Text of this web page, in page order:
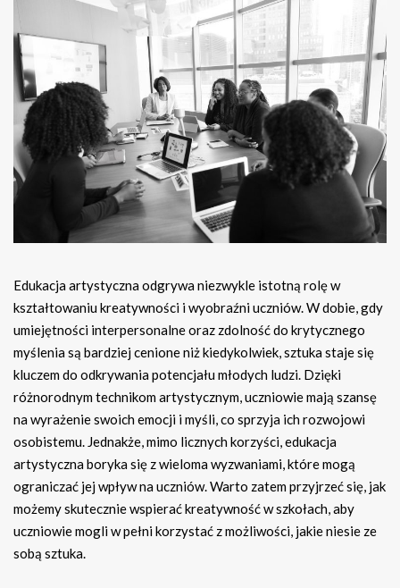
Edukacja artystyczna odgrywa niezwykle istotną rolę w
kształtowaniu kreatywności i wyobraźni uczniów. W dobie, gdy
umiejętności interpersonalne oraz zdolność do krytycznego
myślenia są bardziej cenione niż kiedykolwiek, sztuka staje się
kluczem do odkrywania potencjału młodych ludzi. Dzięki
różnorodnym technikom artystycznym, uczniowie mają szansę
na wyrażenie swoich emocji i myśli, co sprzyja ich rozwojowi
osobistemu. Jednakże, mimo licznych korzyści, edukacja
artystyczna boryka się z wieloma wyzwaniami, które mogą
ograniczać jej wpływ na uczniów. Warto zatem przyjrzeć się, jak
możemy skutecznie wspierać kreatywność w szkołach, aby
uczniowie mogli w pełni korzystać z możliwości, jakie niesie ze
sobą sztuka.